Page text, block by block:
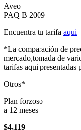
Aveo
PAQ B 2009
Encuentra tu tarifa aqui
*La comparación de
mercado,tomada de
tarifas aqui presentadas
Otros*
Plan forzoso
a 12 meses
$4,119